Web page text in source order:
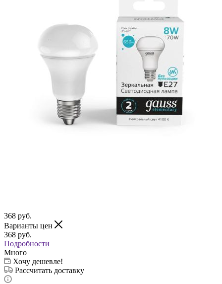
368 руб.
Варианты цен
368 руб.
Подробности
Много
Хочу дешевле!
Рассчитать доставку